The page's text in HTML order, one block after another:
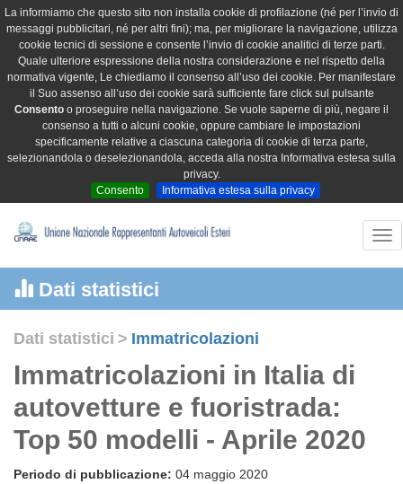
La informiamo che questo sito non installa cookie di profilazione (né per l’invio di
messaggi pubblicitari, né per altri fini); ma, per migliorare la navigazione, utilizza
cookie tecnici di sessione e consente l’invio di cookie analitici di terze parti.
Quale ulteriore espressione della nostra considerazione e nel rispetto della
normativa vigente, Le chiediamo il consenso all’uso dei cookie. Per manifestare
il Suo assenso all’uso dei cookie sarà sufficiente fare click sul pulsante
Consento o proseguire nella navigazione. Se vuole saperne di più, negare il
consenso a tutti o alcuni cookie, oppure cambiare le impostazioni
specificamente relative a ciascuna categoria di cookie di terza parte,
selezionandola o deselezionandola, acceda alla nostra Informativa estesa sulla
privacy.
Consento
Informativa estesa sulla privacy
Dati statistici
Dati statistici > Immatricolazioni
Immatricolazioni in Italia di
autovetture e fuoristrada:
Top 50 modelli - Aprile 2020
Periodo di pubblicazione: 04 maggio 2020